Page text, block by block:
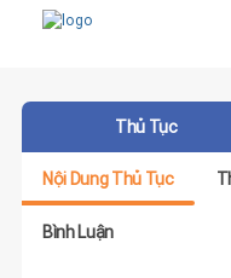
Thủ Tục
Nội Dung Thủ Tục
Bình Luận